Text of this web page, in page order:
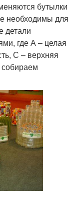
бутылки
необходимы для
детали
где А – целая
С – верхняя
собираем